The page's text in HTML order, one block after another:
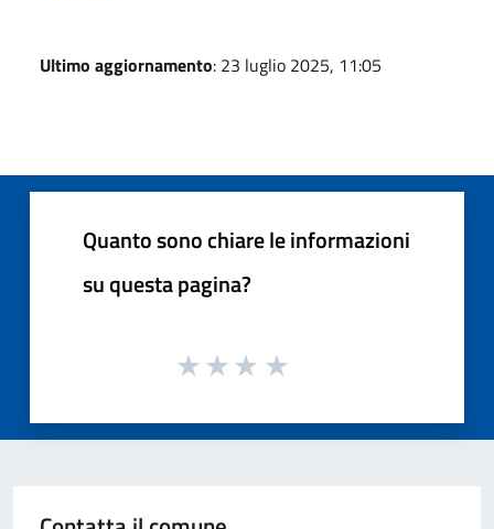
Ultimo aggiornamento: 23 luglio 2025, 11:05
Quanto sono chiare le informazioni
su questa pagina?